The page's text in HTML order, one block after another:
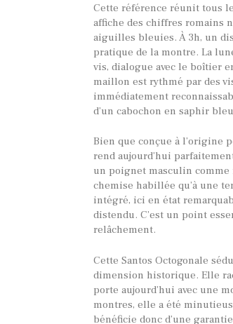
Cette référence réunit tous
affiche des chiffres romains
aiguilles bleuies. À 3h, un
pratique de la montre. La
vis, dialogue avec le boîtier
maillon est rythmé par des
immédiatement
d’un cabochon en saphir
Bien que conçue à l’origine
rend aujourd’hui
un poignet masculin comme
chemise habillée qu’à une
intégré, ici en état
distendu. C’est un point
relâchement.
Cette Santos Octogonale
dimension historique. Elle
porte aujourd’hui avec une
montres, elle a été
bénéficie donc d’une